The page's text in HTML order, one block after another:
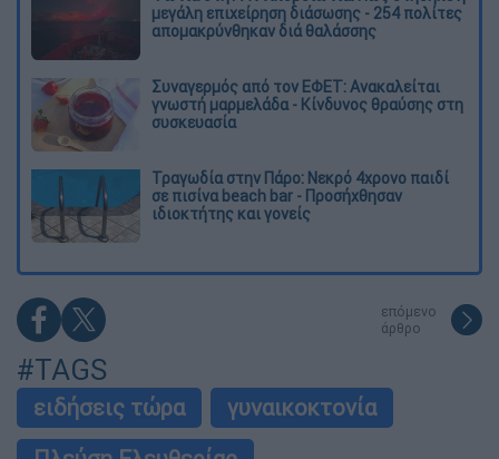
μεγάλη επιχείρηση διάσωσης - 254 πολίτες
απομακρύνθηκαν διά θαλάσσης
Συναγερμός από τον ΕΦΕΤ: Ανακαλείται
γνωστή μαρμελάδα - Κίνδυνος θραύσης στη
συσκευασία
Τραγωδία στην Πάρο: Νεκρό 4χρονο παιδί
σε πισίνα beach bar - Προσήχθησαν
ιδιοκτήτης και γονείς
επόμενο
άρθρο
#TAGS
ειδήσεις τώρα
γυναικοκτονία